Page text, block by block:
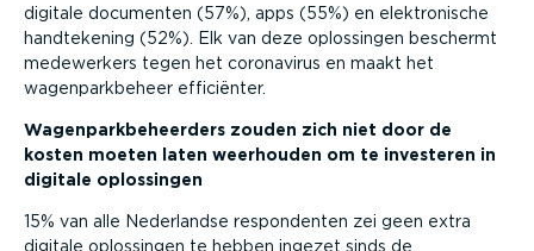
digitale documenten (57%), apps (55%) en elektronische
handtekening (52%). Elk van deze oplossingen beschermt
medewerkers tegen het coronavirus en maakt het
wagenparkbeheer efficiënter.
Wagenparkbeheerders zouden zich niet door de
kosten moeten laten weerhouden om te investeren in
digitale oplossingen
15% van alle Nederlandse respondenten zei geen extra
digitale oplossingen te hebben ingezet sinds de